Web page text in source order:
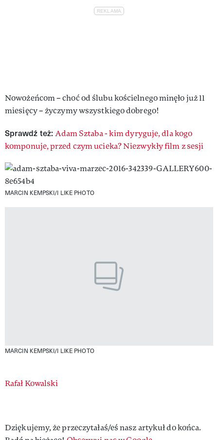
Nowożeńcom – choć od ślubu kościelnego minęło już 11
miesięcy – życzymy wszystkiego dobrego!
Sprawdź też: Adam Sztaba - kim dyryguje, dla kogo
komponuje, przed czym ucieka? Niezwykły film z sesji
MARCIN KEMPSKI/I LIKE PHOTO
MARCIN KEMPSKI/I LIKE PHOTO
Authors
Rafał Kowalski
Dziękujemy, że przeczytałaś/eś nasz artykuł do końca.